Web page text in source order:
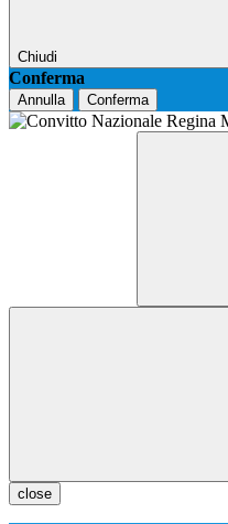
Chiudi
Conferma
Annulla Conferma
close